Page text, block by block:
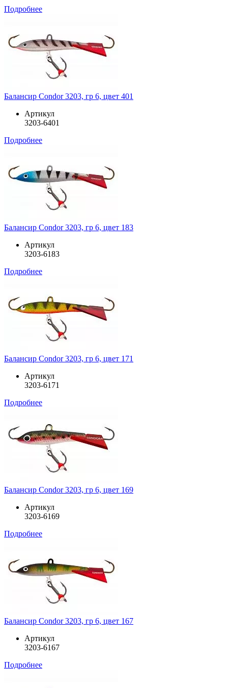
Подробнее
Балансир Condor 3203, гр 6, цвет 401
Артикул
3203-6401
Подробнее
Балансир Condor 3203, гр 6, цвет 183
Артикул
3203-6183
Подробнее
Балансир Condor 3203, гр 6, цвет 171
Артикул
3203-6171
Подробнее
Балансир Condor 3203, гр 6, цвет 169
Артикул
3203-6169
Подробнее
Балансир Condor 3203, гр 6, цвет 167
Артикул
3203-6167
Подробнее